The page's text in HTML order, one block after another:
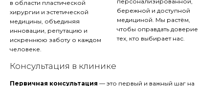
в области пластической
хирургии и эстетической
медицины, объединяя
инновации, репутацию и
искреннюю заботу о каждом
человеке.
бережной и доступной
медициной. Мы растём,
чтобы оправдать доверие
тех, кто выбирает нас.
Консультация в клинике
Первичная консультация — это первый и важный шаг на